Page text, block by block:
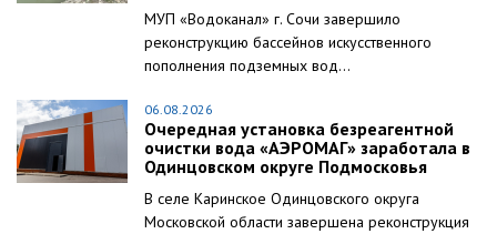
МУП «Водоканал» г. Сочи завершило
реконструкцию бассейнов искусственного
пополнения подземных вод...
06.08.2026
Очередная установка безреагентной
очистки вода «АЭРОМАГ» заработала в
Одинцовском округе Подмосковья
В селе Каринское Одинцовского округа
Московской области завершена реконструкция